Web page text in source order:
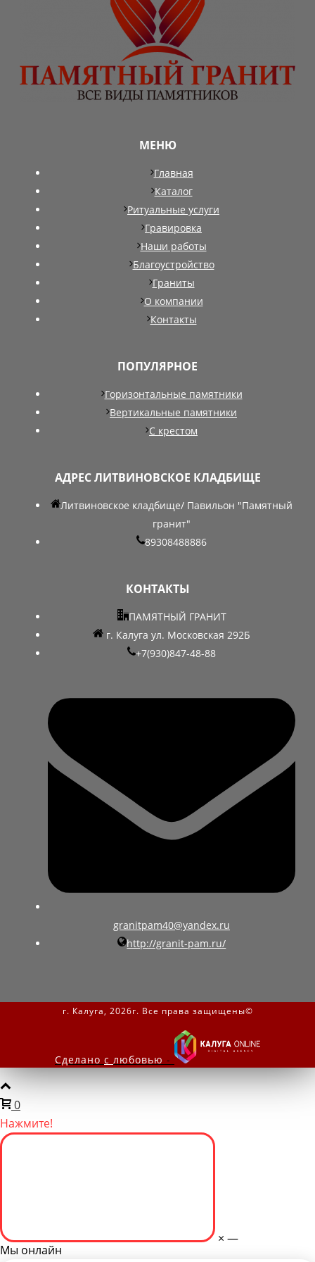
МЕНЮ
Главная
Каталог
Ритуальные услуги
Гравировка
Наши работы
Благоустройство
Граниты
О компании
Контакты
ПОПУЛЯРНОЕ
Горизонтальные памятники
Вертикальные памятники
С крестом
АДРЕС ЛИТВИНОВСКОЕ КЛАДБИЩЕ
Литвиновское кладбище/ Павильон "Памятный
гранит"
89308488886
КОНТАКТЫ
ПАМЯТНЫЙ ГРАНИТ
г. Калуга ул. Московская 292Б
+7(930)847-48-88
granitpam40@yandex.ru
http://granit-pam.ru/
г. Калуга, 2026г. Все права защищены©
Сделано с любовью -
0
Нажмите!
× —
Мы онлайн